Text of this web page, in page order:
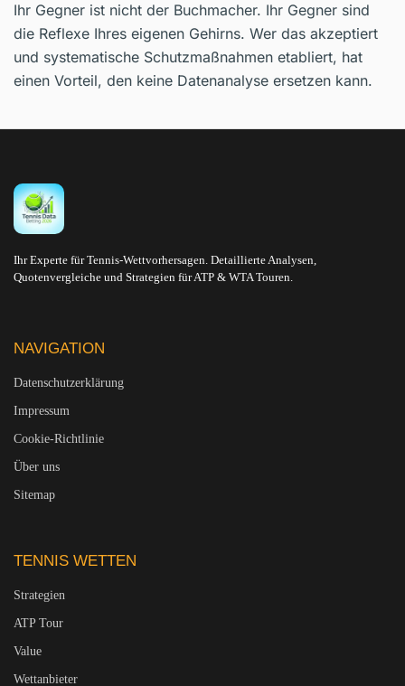
Ihr Gegner ist nicht der Buchmacher. Ihr Gegner sind
die Reflexe Ihres eigenen Gehirns. Wer das akzeptiert
und systematische Schutzmaßnahmen etabliert, hat
einen Vorteil, den keine Datenanalyse ersetzen kann.
Ihr Experte für Tennis-Wettvorhersagen. Detaillierte Analysen,
Quotenvergleiche und Strategien für ATP & WTA Touren.
NAVIGATION
Datenschutzerklärung
Impressum
Cookie-Richtlinie
Über uns
Sitemap
TENNIS WETTEN
Strategien
ATP Tour
Value
Wettanbieter